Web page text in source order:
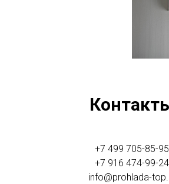
+7 499 705-85-95
+7 916 474-99-24
info@prohlada-